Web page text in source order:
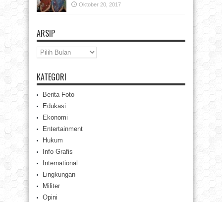
Oktober 20, 2017
ARSIP
Arsip
KATEGORI
Berita Foto
Edukasi
Ekonomi
Entertainment
Hukum
Info Grafis
International
Lingkungan
Militer
Opini